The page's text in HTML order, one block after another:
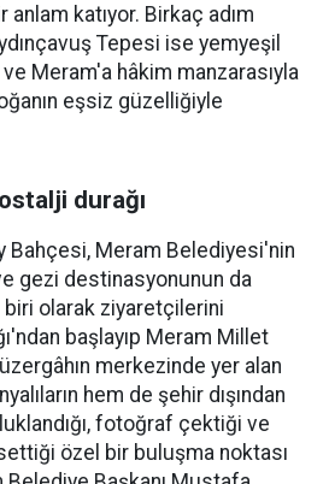
anlam katıyor. Birkaç adım
Tepesi ise yemyeşil
Meram'a hâkim manzarasıyla
eşsiz güzelliğiyle
durağı
Bahçesi, Meram Belediyesi'nin
gezi destinasyonunun da
biri olarak ziyaretçilerini
başlayıp Meram Millet
merkezinde yer alan
hem de şehir dışından
fotoğraf çektiği ve
özel bir buluşma noktası